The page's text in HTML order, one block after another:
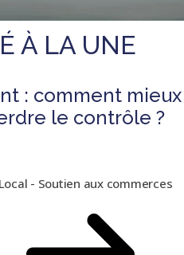
À LA UNE
: comment mieux
le contrôle ?
- Soutien aux commerces